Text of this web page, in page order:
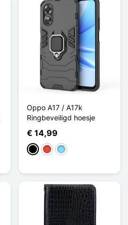
Oppo A17 / A17k
Ringbeveiligd hoesje
€ 14,99
ZwartRoodLicht Blauw